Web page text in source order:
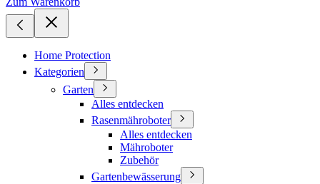
Home Protection
Kategorien
Garten
Alles entdecken
Rasenmähroboter
Alles entdecken
Mähroboter
Zubehör
Gartenbewässerung